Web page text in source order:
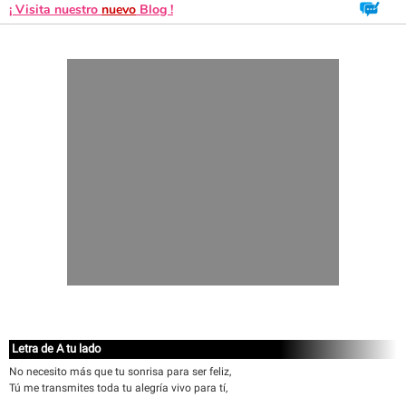
¡ Visita nuestro nuevo Blog !
Letra de A tu lado
No necesito más que tu sonrisa para ser feliz,
Tú me transmites toda tu alegría vivo para tí,